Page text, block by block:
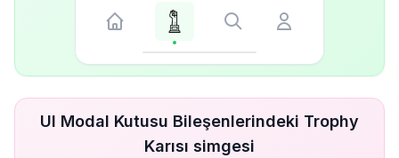
UI Modal Kutusu Bileşenlerindeki Trophy
Karısı simgesi